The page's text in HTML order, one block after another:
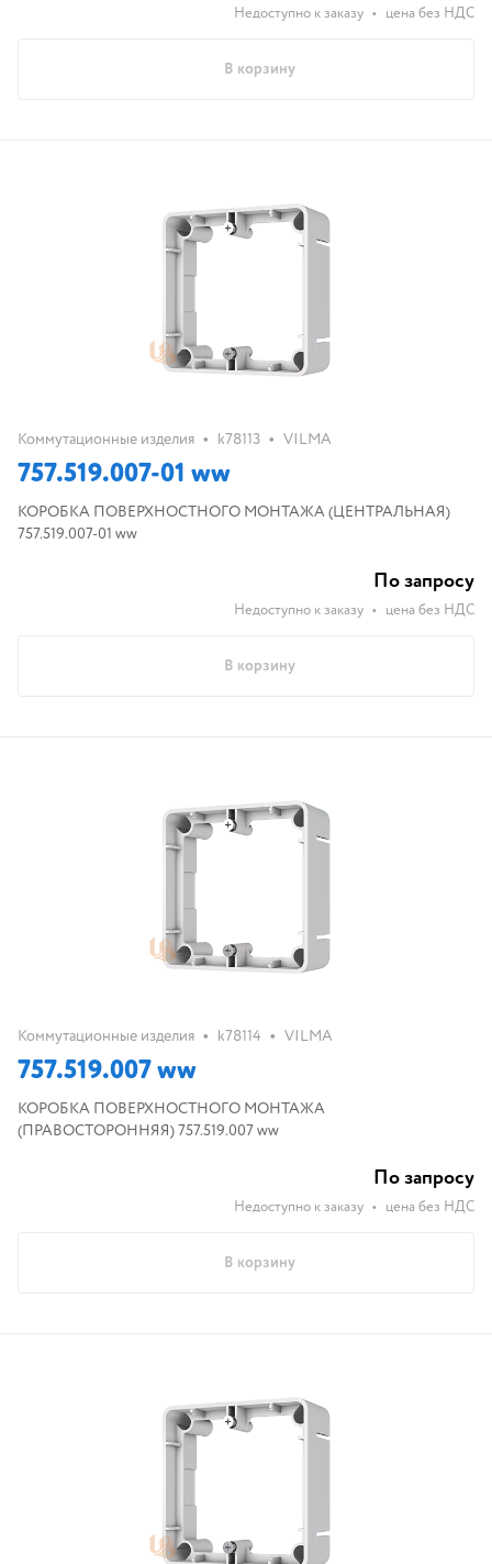
Недоступно к заказу • цена без НДС
В корзину
Коммутационные изделия • k78113 • VILMA
757.519.007-01 ww
КОРОБКА ПОВЕРХНОСТНОГО МОНТАЖА (ЦЕНТРАЛЬНАЯ)
757.519.007-01 ww
По запросу
Недоступно к заказу • цена без НДС
В корзину
Коммутационные изделия • k78114 • VILMA
757.519.007 ww
КОРОБКА ПОВЕРХНОСТНОГО МОНТАЖА
(ПРАВОСТОРОННЯЯ) 757.519.007 ww
По запросу
Недоступно к заказу • цена без НДС
В корзину